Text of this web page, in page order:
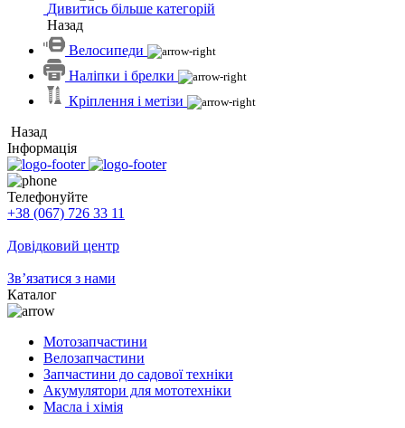
Дивитись більше категорій
Назад
Велосипеди
Наліпки і брелки
Кріплення і метізи
Назад
Інформація
Телефонуйте
+38 (067) 726 33 11
Довідковий центр
Зв’язатися з нами
Каталог
Мотозапчастини
Велозапчастини
Запчастини до садової техніки
Акумулятори для мототехніки
Масла і хімія